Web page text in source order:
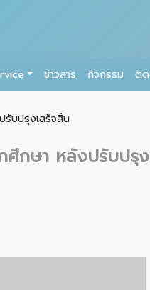
ข่าวสาร กิจกรรม ติด
บปรุงเสร็จสิ้น
ศึกษา หลังปรับปรุ